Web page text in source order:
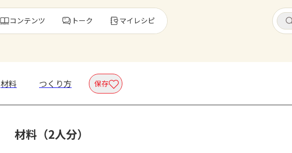
コンテンツ トーク マイレシピ
材料 つくり方 保存
材料（2人分）